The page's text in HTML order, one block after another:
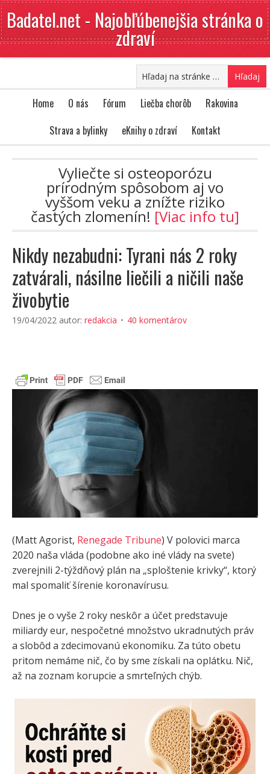
Badatel.net - Najobľúbenejšia stránka o
zdraví
Home O nás Fórum Liečba chorôb
Rakovina
Strava a bylinky
eKnihy o zdraví Kontakt
Vyliečte si osteoporózu
prírodným spôsobom aj vo
vyššom veku a znížte riziko
častých zlomenín! [Viac info tu]
Nikdy nezabudni: Tyrani nás 2 roky
zatvárali, násilne liečili a ničili naše
živobytie
19/04/2022 autor: redakcia 40 komentárov
(Matt Agorist, Renegade Tribune) V polovici marca
2020 naša vláda (podobne ako iné vlády na svete)
zverejnili 2-týždňový plán na „sploštenie krivky“, ktorý
mal spomaliť šírenie koronavírusu.
Dnes je o vyše 2 roky neskôr a účet predstavuje
miliardy eur, nespočetné množstvo ukradnutých práv
a slobôd a zdecimovanú ekonomiku. Za túto obetu
pritom nemáme nič, čo by sme získali na oplátku. Nič,
až na zoznam korupcie a smrteľných chýb.